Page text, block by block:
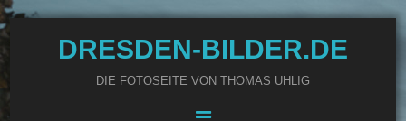
DRESDEN-BILDER.DE
DIE FOTOSEITE VON THOMAS UHLIG